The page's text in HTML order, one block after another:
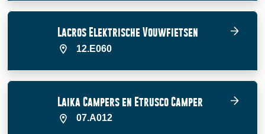
Lacros Elektrische Vouwfietsen
12.E060
Laika Campers en Etrusco Camper
07.A012